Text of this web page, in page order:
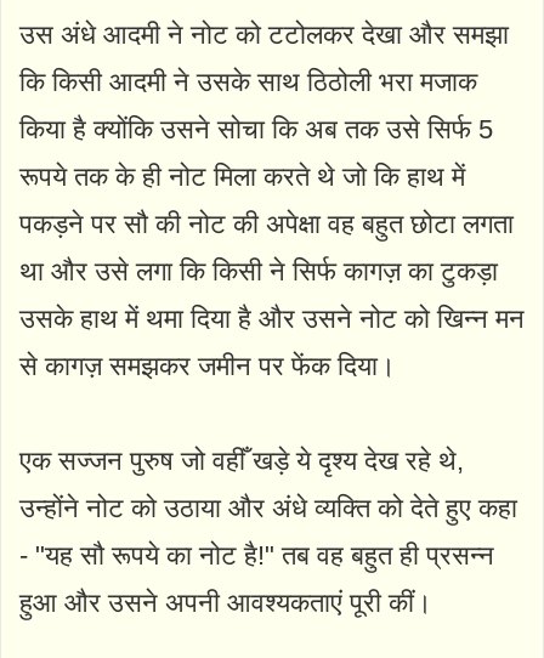
उस अंधे आदमी ने नोट को टटोलकर देखा और समझा
कि किसी आदमी ने उसके साथ ठिठोली भरा मजाक
किया है क्योंकि उसने सोचा कि अब तक उसे सिर्फ 5
रूपये तक के ही नोट मिला करते थे जो कि हाथ में
पकड़ने पर सौ की नोट की अपेक्षा वह बहुत छोटा लगता
था और उसे लगा कि किसी ने सिर्फ कागज़ का टुकड़ा
उसके हाथ में थमा दिया है और उसने नोट को खिन्न मन
से कागज़ समझकर जमीन पर फेंक दिया।
एक सज्जन पुरुष जो वहीँ खड़े ये दृश्य देख रहे थे,
उन्होंने नोट को उठाया और अंधे व्यक्ति को देते हुए कहा
- "यह सौ रूपये का नोट है!" तब वह बहुत ही प्रसन्न
हुआ और उसने अपनी आवश्यकताएं पूरी कीं।